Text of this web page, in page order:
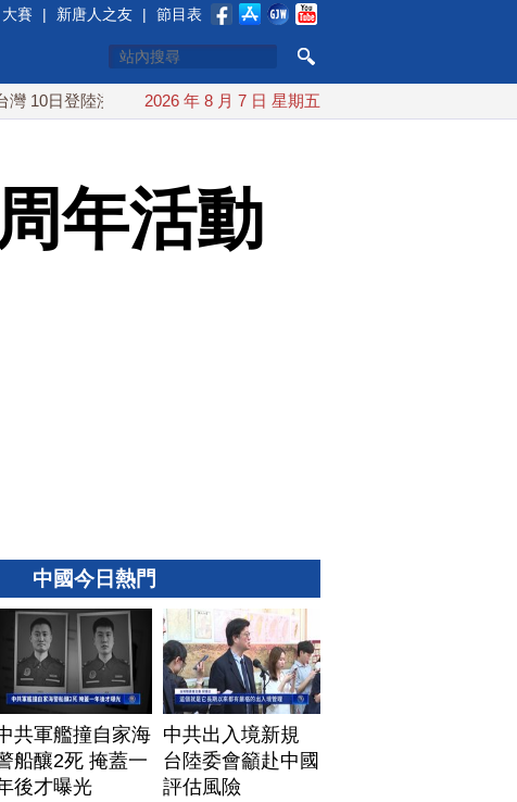
大賽 | 新唐人之友 | 節目表
陸浙江 川普預透露美伊談判進展 美彈藥充足再擴大生產
2026 年 8 月 7 日 星期五
年活動
中國今日熱門
共軍艦撞自家海
船釀2死 掩蓋一
後才曝光
中共出入境新規
台陸委會籲赴中國
評估風險